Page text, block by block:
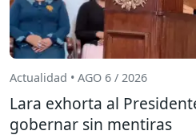
Actualidad • AGO 6 / 2026
Lara exhorta al
gobernar sin mentiras